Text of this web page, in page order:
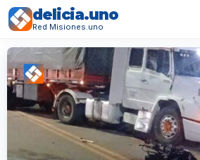
delicia.uno
Red Misiones.uno